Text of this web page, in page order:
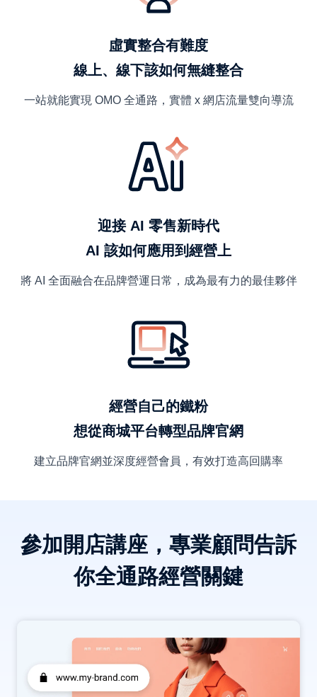
虛實整合有難度
線上、線下該如何無縫整合
一站就能實現 OMO 全通路，實體 x 網店流量雙向導流
迎接 AI 零售新時代
AI 該如何應用到經營上
將 AI 全面融合在品牌營運日常，成為最有力的最佳夥伴
經營自己的鐵粉
想從商城平台轉型品牌官網
建立品牌官網並深度經營會員，有效打造高回購率
參加開店講座，專業顧問告訴
你全通路經營關鍵